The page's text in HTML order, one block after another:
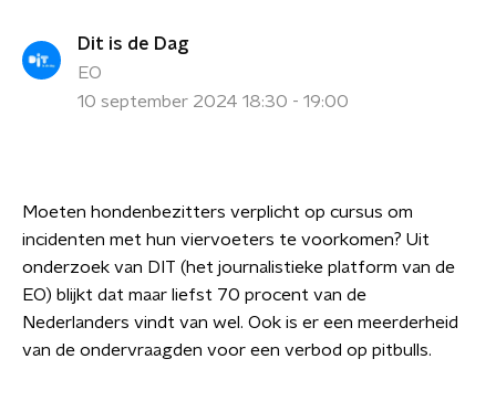
Dit is de Dag
EO
10 september 2024 18:30 - 19:00
Moeten hondenbezitters verplicht op cursus om
incidenten met hun viervoeters te voorkomen? Uit
onderzoek van DIT (het journalistieke platform van de
EO) blijkt dat maar liefst 70 procent van de
Nederlanders vindt van wel. Ook is er een meerderheid
van de ondervraagden voor een verbod op pitbulls.